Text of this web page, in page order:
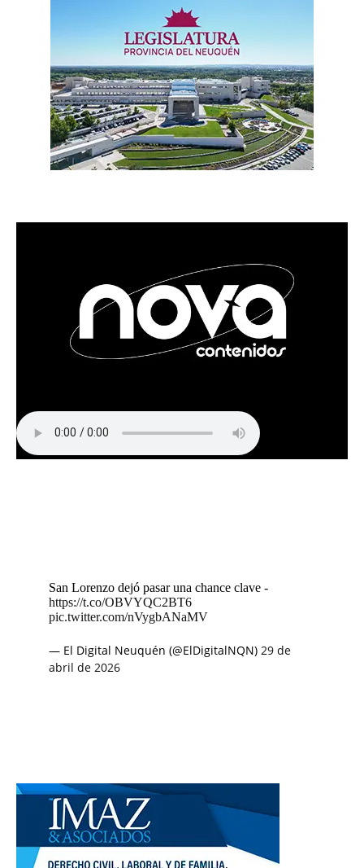
San Lorenzo dejó pasar una chance clave -
https://t.co/OBVYQC2BT6
pic.twitter.com/nVygbANaMV
— El Digital Neuquén (@ElDigitalNQN) 29 de
abril de 2026